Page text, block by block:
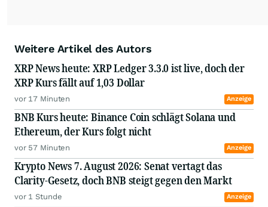
Weitere Artikel des Autors
XRP News heute: XRP Ledger 3.3.0 ist live, doch der
XRP Kurs fällt auf 1,03 Dollar
vor 17 Minuten Anzeige
BNB Kurs heute: Binance Coin schlägt Solana und
Ethereum, der Kurs folgt nicht
vor 57 Minuten Anzeige
Krypto News 7. August 2026: Senat vertagt das
Clarity-Gesetz, doch BNB steigt gegen den Markt
vor 1 Stunde Anzeige